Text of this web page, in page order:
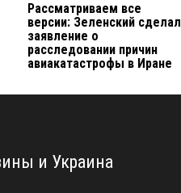
Рассматриваем все
версии: Зеленский сделал
заявление о
расследовании причин
авиакатастрофы в Иране
и Украина